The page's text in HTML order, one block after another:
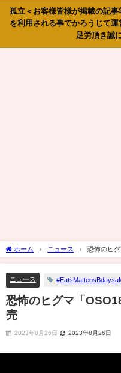
孤立＜お客様皆様が掲載の記
を利用される事でかろうじて
足労頂き誠
ホーム ニュース 恐怖のヒ
ニュース
恐怖のヒグマ「
売
2023年8月26日 2023年8月26日